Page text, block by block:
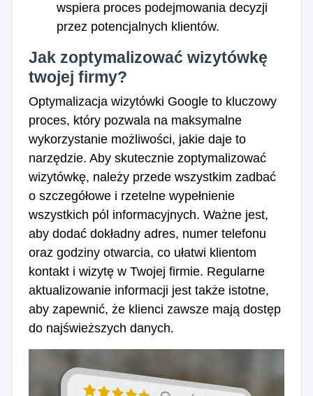
wspiera proces podejmowania decyzji
przez potencjalnych klientów.
Jak zoptymalizować wizytówkę
twojej firmy?
Optymalizacja wizytówki Google to kluczowy
proces, który pozwala na maksymalne
wykorzystanie możliwości, jakie daje to
narzędzie. Aby skutecznie zoptymalizować
wizytówkę, należy przede wszystkim zadbać
o szczegółowe i rzetelne wypełnienie
wszystkich pól informacyjnych. Ważne jest,
aby dodać dokładny adres, numer telefonu
oraz godziny otwarcia, co ułatwi klientom
kontakt i wizytę w Twojej firmie. Regularne
aktualizowanie informacji jest także istotne,
aby zapewnić, że klienci zawsze mają dostęp
do najświeższych danych.